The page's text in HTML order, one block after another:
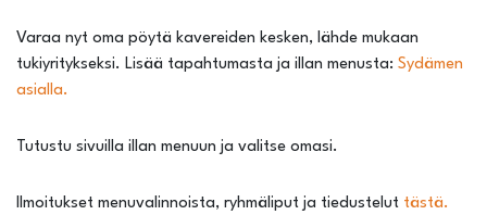
Varaa nyt oma pöytä kavereiden kesken, lähde mukaan
tukiyritykseksi. Lisää tapahtumasta ja illan menusta: Sydämen
asialla.
Tutustu sivuilla illan menuun ja valitse omasi.
Ilmoitukset menuvalinnoista, ryhmäliput ja tiedustelut tästä.